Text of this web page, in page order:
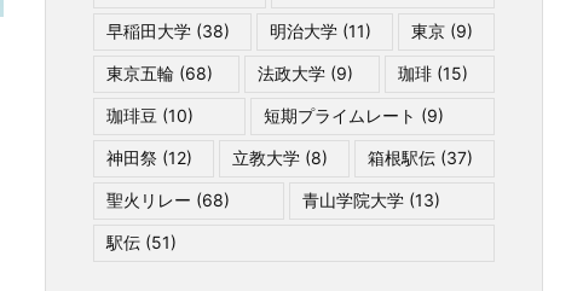
早稲田大学 (38) 明治大学 (11) 東京 (9)
東京五輪 (68) 法政大学 (9) 珈琲 (15)
珈琲豆 (10) 短期プライムレート (9)
神田祭 (12) 立教大学 (8) 箱根駅伝 (37)
聖火リレー (68) 青山学院大学 (13)
駅伝 (51)